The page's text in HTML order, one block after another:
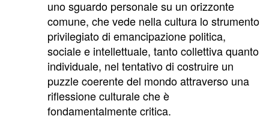
uno sguardo personale su un orizzonte
comune, che vede nella cultura lo strumento
privilegiato di emancipazione politica,
sociale e intellettuale, tanto collettiva quanto
individuale, nel tentativo di costruire un
puzzle coerente del mondo attraverso una
riflessione culturale che è
fondamentalmente critica.